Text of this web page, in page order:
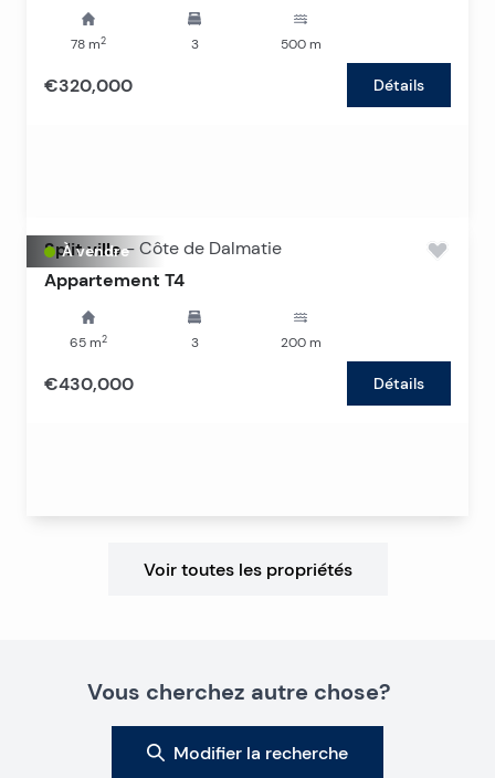
78 m2 3 500m
€320,000 Détails
À vendre
Split ville - Côte de Dalmatie
Appartement T4
65 m2 3 200m
€430,000 Détails
Voir toutes les propriétés
Vous cherchez autre chose?
Modifier la recherche